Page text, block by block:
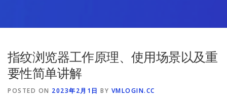
指纹浏览器工作原理、使用场景以及重
要性简单讲解
POSTED ON 2023年2月1日 BY VMLOGIN.CC